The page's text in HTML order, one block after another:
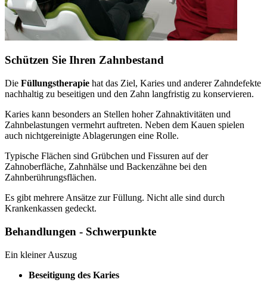
Schützen Sie Ihren Zahnbestand
Die Füllungstherapie hat das Ziel, Karies und anderer Zahndefekte
nachhaltig zu beseitigen und den Zahn langfristig zu konservieren.
Karies kann besonders an Stellen hoher Zahnaktivitäten und
Zahnbelastungen vermehrt auftreten. Neben dem Kauen spielen
auch nichtgereinigte Ablagerungen eine Rolle.
Typische Flächen sind Grübchen und Fissuren auf der
Zahnoberfläche, Zahnhälse und Backenzähne bei den
Zahnberührungsflächen.
Es gibt mehrere Ansätze zur Füllung. Nicht alle sind durch
Krankenkassen gedeckt.
Behandlungen - Schwerpunkte
Ein kleiner Auszug
Beseitigung des Karies